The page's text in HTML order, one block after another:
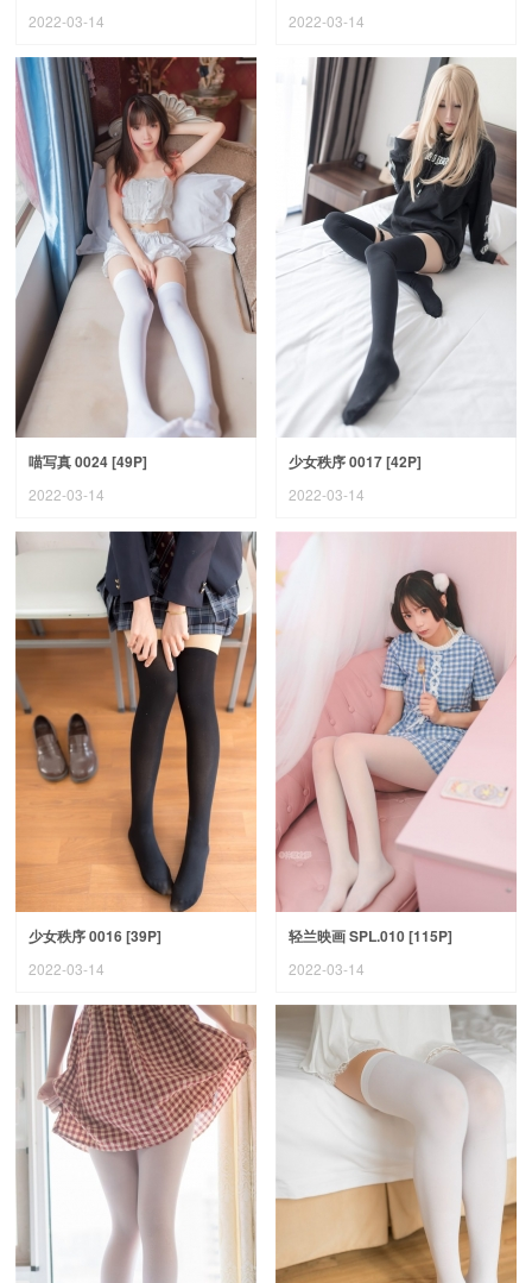
2022-03-14 2022-03-14
喵写真 0024 [49P]
2022-03-14
少女秩序 0017 [42P]
2022-03-14
少女秩序 0016 [39P]
2022-03-14
轻兰映画 SPL.010 [115P]
2022-03-14